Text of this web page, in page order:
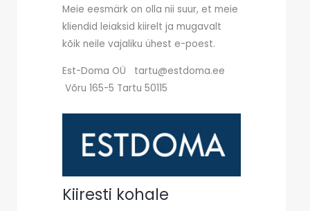
Meie eesmärk on olla nii suur, et meie
kliendid leiaksid kiirelt ja mugavalt
kõik neile vajaliku ühest e-poest.
Est-Doma OÜ tartu@estdoma.ee
Võru 165-5 Tartu 50115
Kiiresti kohale